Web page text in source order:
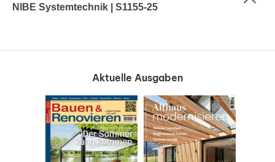
NIBE Systemtechnik | S1155-25
Aktuelle Ausgaben